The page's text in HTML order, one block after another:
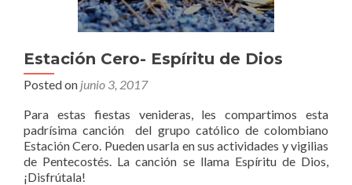
Estación Cero- Espíritu de Dios
Posted on junio 3, 2017
Para estas fiestas venideras, les compartimos esta
padrísima canción del grupo católico de colombiano
Estación Cero. Pueden usarla en sus actividades y vigilias
de Pentecostés. La canción se llama Espíritu de Dios,
¡Disfrútala!